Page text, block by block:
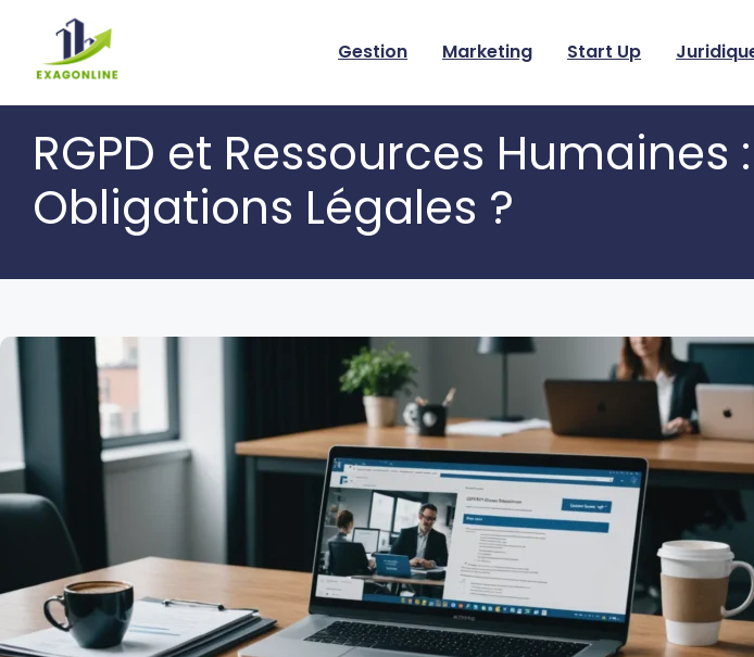
content
Gestion Marketing Start Up
RGPD et Ressources Humaines
Obligations Légales ?